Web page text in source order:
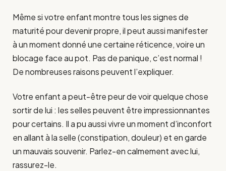
Même si votre enfant montre tous les signes de
maturité pour devenir propre, il peut aussi manifester
à un moment donné une certaine réticence, voire un
blocage face au pot. Pas de panique, c’est normal !
De nombreuses raisons peuvent l’expliquer.
Votre enfant a peut-être peur de voir quelque chose
sortir de lui : les selles peuvent être impressionnantes
pour certains. Il a pu aussi vivre un moment d’inconfort
en allant à la selle (constipation, douleur) et en garde
un mauvais souvenir. Parlez-en calmement avec lui,
rassurez-le.